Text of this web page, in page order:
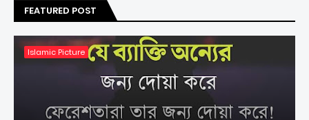
FEATURED POST
Islamic Picture